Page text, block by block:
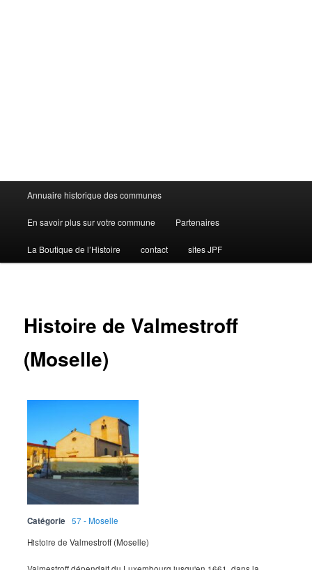
Menu
principal
Annuaire historique des communes
En savoir plus sur votre commune Partenaires
La Boutique de l’Histoire contact sites JPF
Histoire de Valmestroff
(Moselle)
Catégorie
57 - Moselle
Histoire de Valmestroff (Moselle)